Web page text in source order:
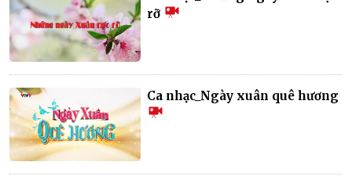
rỡ
Ca nhạc_Ngày xuân quê hương